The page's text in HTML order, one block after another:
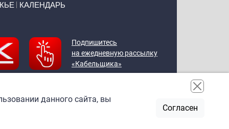
КАЛЕНДАРЬ
Подпишитесь
на ежедневную рассылку
«Кабельщика»
данного сайта, вы
Согласен